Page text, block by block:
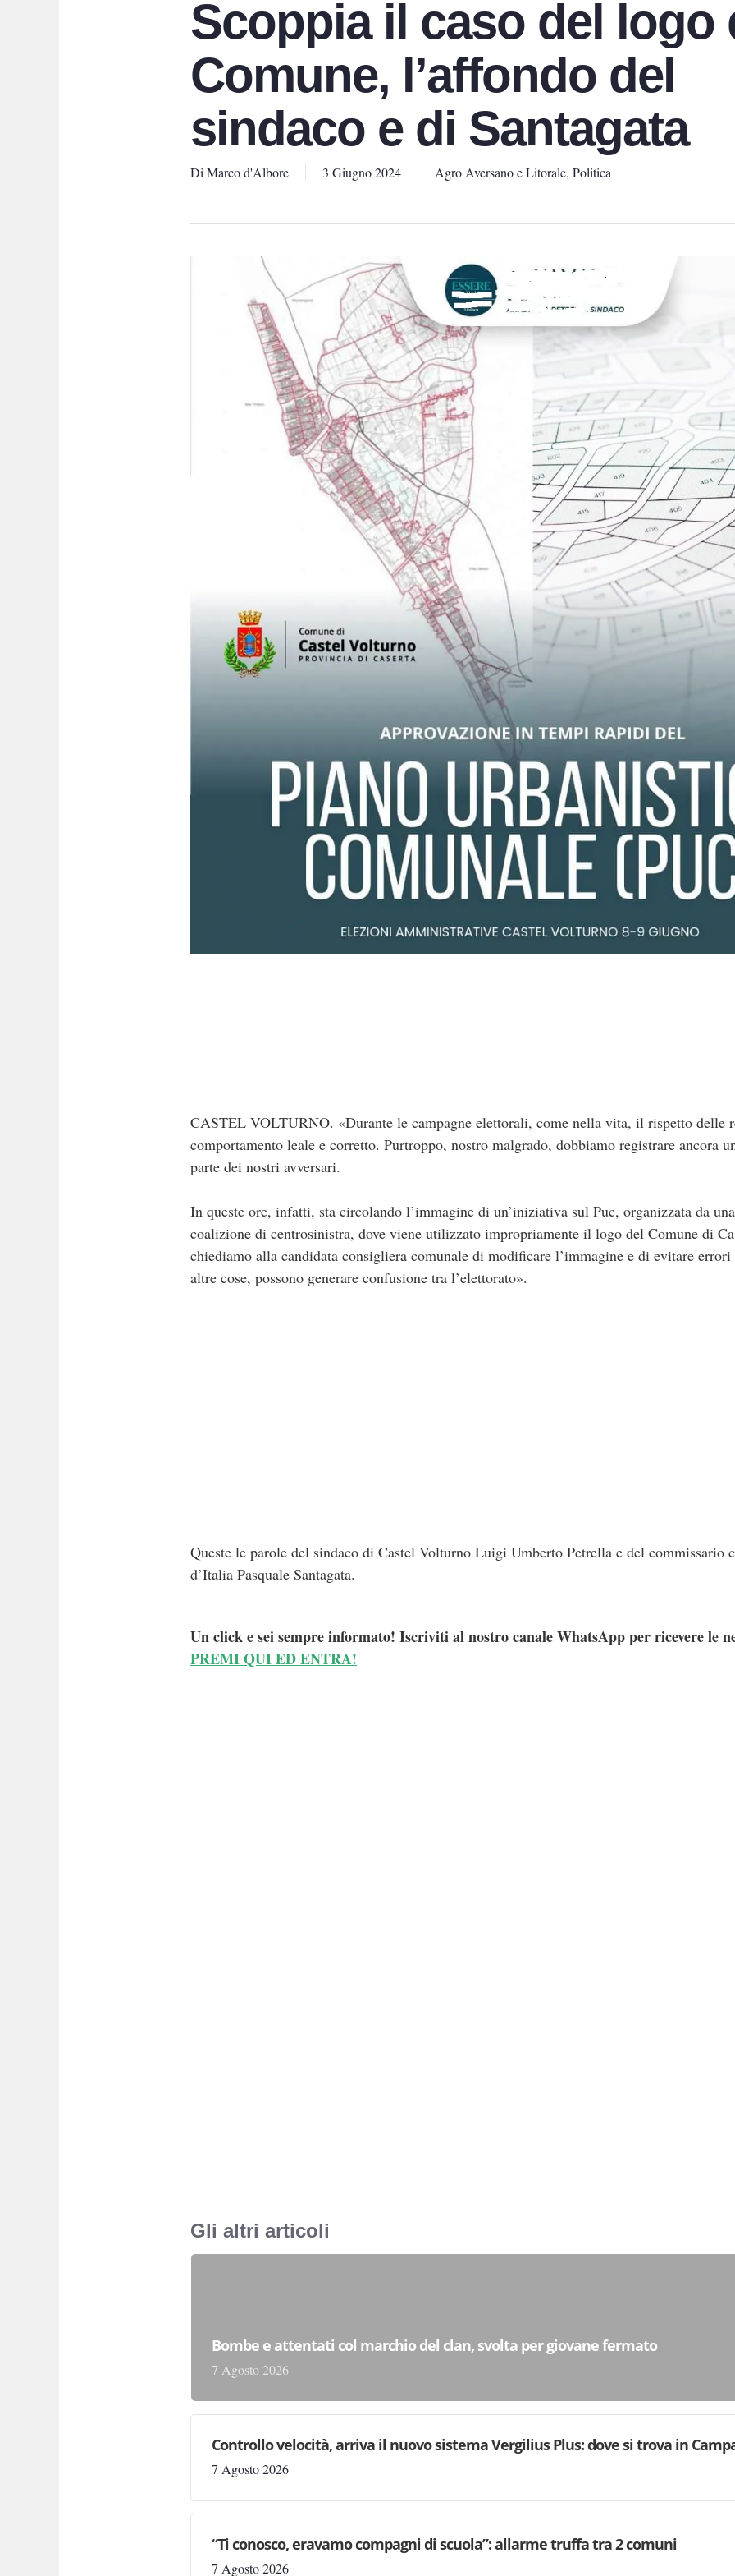
Scoppia il caso del logo
Comune, l’affondo del
sindaco e di Santagata
Di Marco d'Albore 3 Giugno 2024 Agro Aversano e Litorale, Politica
CASTEL VOLTURNO. «Durante le campagne elettorali, come nella vita, il rispetto delle
comportamento leale e corretto. Purtroppo, nostro malgrado, dobbiamo registrare ancora
parte dei nostri avversari.
In queste ore, infatti, sta circolando l’immagine di un’iniziativa sul Puc, organizzata da
coalizione di centrosinistra, dove viene utilizzato impropriamente il logo del Comune di
chiediamo alla candidata consigliera comunale di modificare l’immagine e di evitare
altre cose, possono generare confusione tra l’elettorato».
Queste le parole del sindaco di Castel Volturno Luigi Umberto Petrella e del commissario
d’Italia Pasquale Santagata.
Un click e sei sempre informato! Iscriviti al nostro canale WhatsApp per ricevere le
PREMI QUI ED ENTRA!
Gli altri articoli
Bombe e attentati col marchio del clan, svolta per giovane fermato
7 Agosto 2026
Controllo velocità, arriva il nuovo sistema Vergilius Plus: dove si trova in
7 Agosto 2026
“Ti conosco, eravamo compagni di scuola”: allarme truffa tra 2 comuni
7 Agosto 2026